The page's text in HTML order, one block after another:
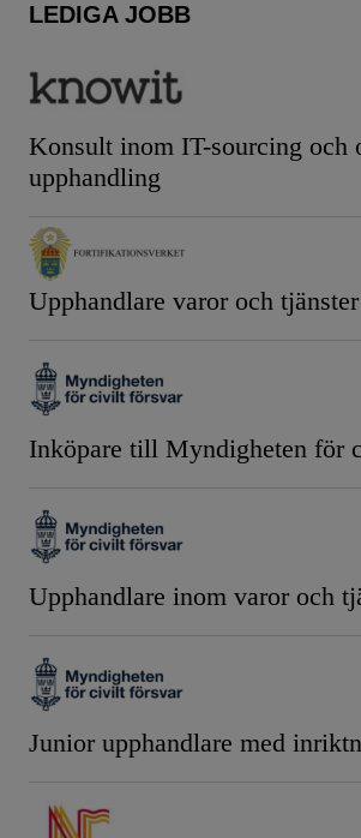
LEDIGA JOBB
Konsult inom IT-sourcing och
upphandling
Upphandlare varor och
Inköpare till Myndigheten för
Upphandlare inom varor och
Junior upphandlare med